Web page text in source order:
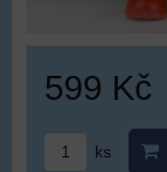
599 Kč
ks